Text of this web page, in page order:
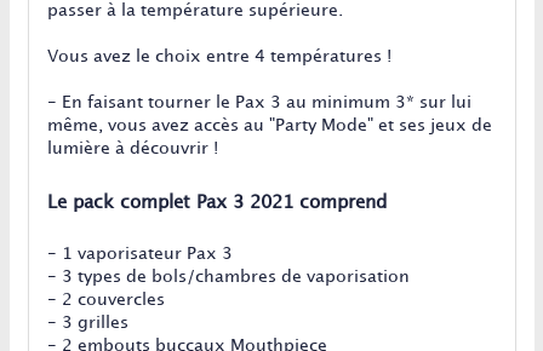
passer à la température supérieure.
Vous avez le choix entre 4 températures !
- En faisant tourner le Pax 3 au minimum 3* sur lui
même, vous avez accès au "Party Mode" et ses jeux de
lumière à découvrir !
Le pack complet Pax 3 2021 comprend
- 1 vaporisateur Pax 3
- 3 types de bols/chambres de vaporisation
- 2 couvercles
- 3 grilles
- 2 embouts buccaux Mouthpiece